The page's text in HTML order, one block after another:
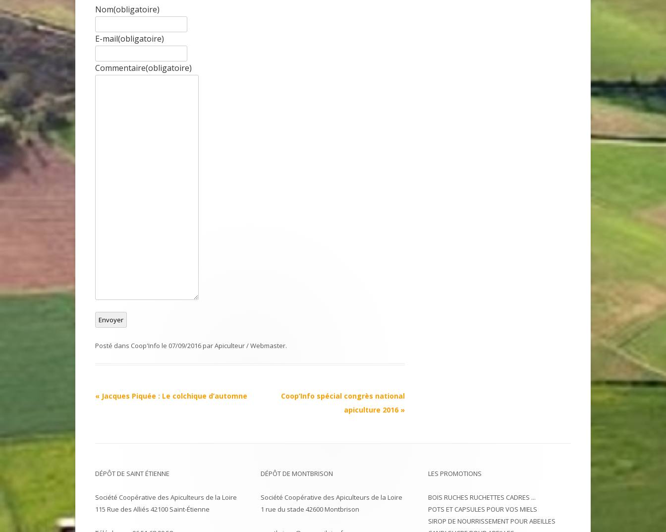
Nom(obligatoire)
E-mail(obligatoire)
Commentaire(obligatoire)
Envoyer
Posté dans Coop'Info le 07/09/2016parApiculteur / Webmaster.
Navigation
« Jacques Piquée : Le colchique d’automne
Coop’Info spécial congrès national
apiculture 2016 »
DÉPÔT DE SAINT ÉTIENNE
Société Coopérative des Apiculteurs de la Loire
115 Rue des Alliés 42100 Saint-Étienne
DÉPÔT DE MONTBRISON
Société Coopérative des Apiculteurs de la Loire
1 rue du stade 42600 Montbrison
LES PROMOTIONS
BOIS RUCHES RUCHETTES CADRES ...
POTS ET CAPSULES POUR VOS MIELS
SIROP DE NOURRISSEMENT POUR ABEILLES